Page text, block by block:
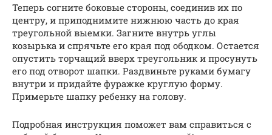
Теперь согните боковые стороны, соединив их по
центру, и приподнимите нижнюю часть до края
треугольной выемки. Загните внутрь углы
козырька и спрячьте его края под ободком. Остается
опустить торчащий вверх треугольник и просунуть
его под отворот шапки. Раздвиньте руками бумагу
внутри и придайте фуражке круглую форму.
Примерьте шапку ребенку на голову.
Подробная инструкция поможет вам справиться с